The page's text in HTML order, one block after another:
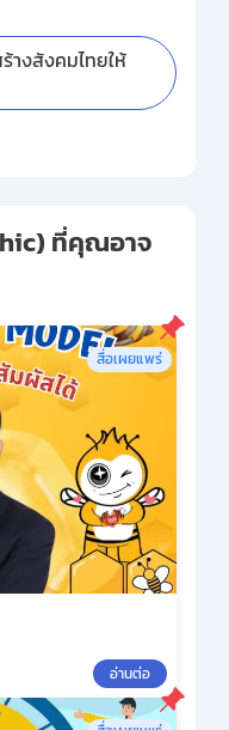
างสังคมไทยให้
ที่คุณอาจ
สื่อเผยแพร่
อ่านต่อ